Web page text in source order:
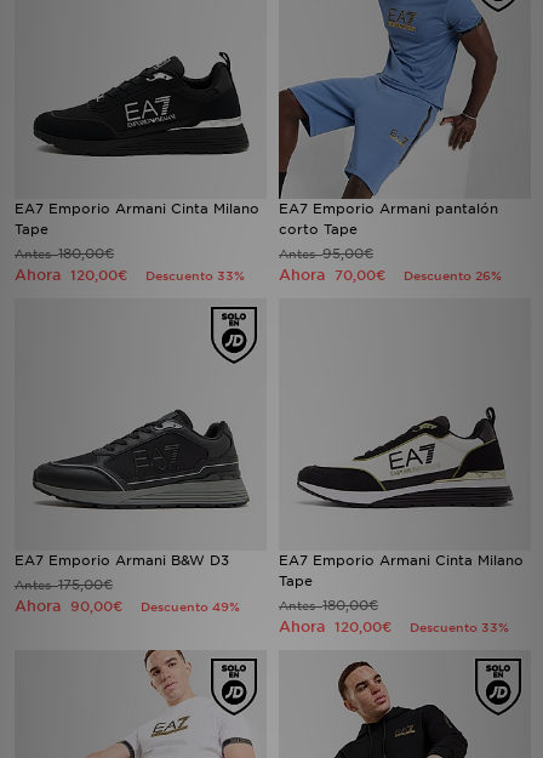
EA7 Emporio Armani Cinta Milano
Tape
Antes180,00€
Ahora 120,00€ Descuento 33%
EA7 Emporio Armani pantalón
corto Tape
Antes95,00€
Ahora 70,00€ Descuento 26%
EA7 Emporio Armani B&W D3
Antes175,00€
Ahora 90,00€ Descuento 49%
EA7 Emporio Armani Cinta Milano
Tape
Antes180,00€
Ahora 120,00€ Descuento 33%